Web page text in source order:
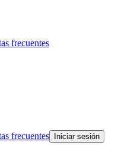
frecuentes
frecuentes Iniciar sesión